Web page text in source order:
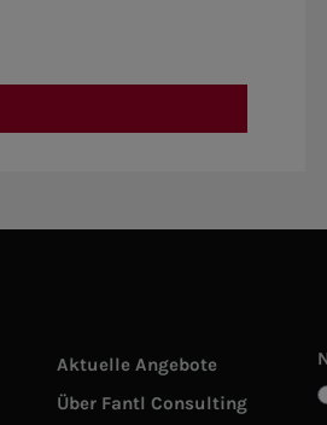
Aktuelle Angebote
Über Fantl Consulting